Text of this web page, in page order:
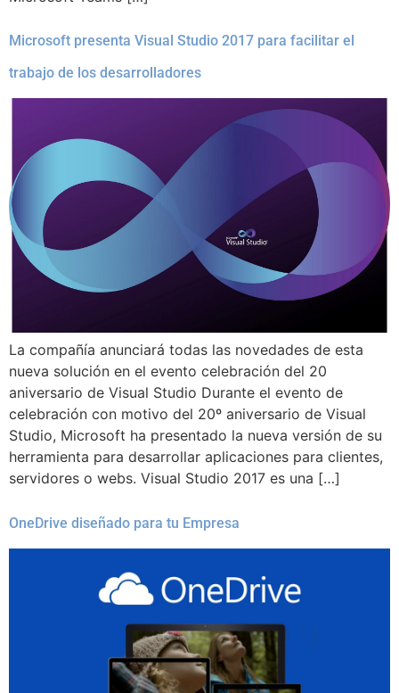
Microsoft presenta Visual Studio 2017 para facilitar el
trabajo de los desarrolladores
La compañía anunciará todas las novedades de esta
nueva solución en el evento celebración del 20
aniversario de Visual Studio Durante el evento de
celebración con motivo del 20º aniversario de Visual
Studio, Microsoft ha presentado la nueva versión de su
herramienta para desarrollar aplicaciones para clientes,
servidores o webs. Visual Studio 2017 es una […]
OneDrive diseñado para tu Empresa